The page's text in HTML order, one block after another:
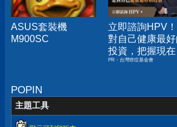
ASUS套裝機
M900SC
立即諮詢HPV
對自己健康最好
投資，把握現在
嫌晚！
PR・台灣癌症基金會
POPIN
主題工具